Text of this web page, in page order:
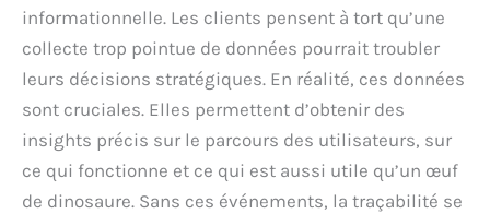
informationnelle. Les clients pensent à tort qu’une
collecte trop pointue de données pourrait troubler
leurs décisions stratégiques. En réalité, ces données
sont cruciales. Elles permettent d’obtenir des
insights précis sur le parcours des utilisateurs, sur
ce qui fonctionne et ce qui est aussi utile qu’un œuf
de dinosaure. Sans ces événements, la traçabilité se